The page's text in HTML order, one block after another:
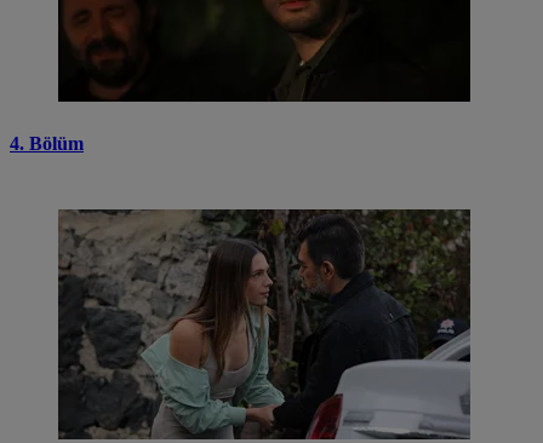
4. Bölüm